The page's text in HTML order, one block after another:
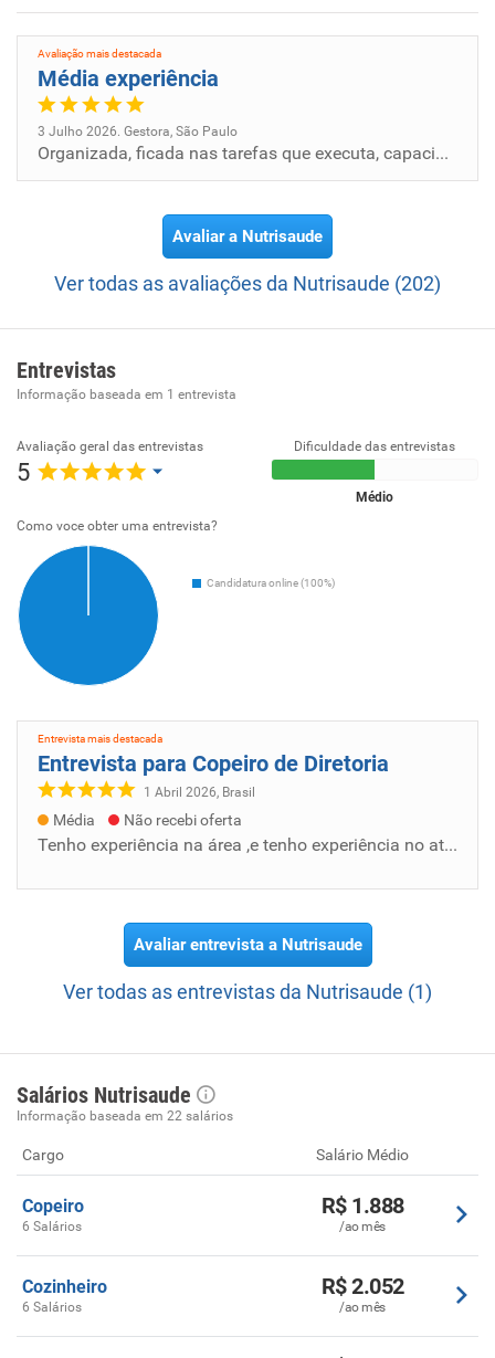
Avaliação mais destacada
Média experiência
3 Julho 2026. Gestora, São Paulo
Organizada, ficada nas tarefas que executa, capacidade para adaptação e ideias para melhoria e aberta para receber críti...
Avaliar a Nutrisaude
Ver todas as avaliações da Nutrisaude (202)
Entrevistas
Informação baseada em 1 entrevista
Avaliação geral das entrevistas
5
Dificuldade das entrevistas
Médio
Como voce obter uma entrevista?
Candidatura online (100%)
Entrevista mais destacada
Entrevista para Copeiro de Diretoria
1 Abril 2026, Brasil
Média Não recebi oferta
Tenho experiência na área ,e tenho experiência no atendimento ao cliente ,gosto da área corporativa,e tenho grande desempenho na função tenh...
Avaliar entrevista a Nutrisaude
Ver todas as entrevistas da Nutrisaude (1)
Salários Nutrisaude
Informação baseada em 22 salários
Cargo Salário Médio
Copeiro
6 Salários
R$ 1.888
/ao mês
Cozinheiro
6 Salários
R$ 2.052
/ao mês